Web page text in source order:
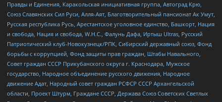
Правды и Единения, Каракольская инициативная группа, Автоград Крю,
Союз Славянских Сил Руси, Алля-Аят, Благотворительный пансионат Ак Умут,
Русская республика Русь, Арестантское уголовное единство, Башкорт, Нация
и свобода, Нация и свобода, W.H.С., Фалунь Дафа, Иртыш Ultras, Русский
Патриотический клуб-Новокузнецк/РПК, Сибирский державный союз, Фонд
борьбы с коррупцией, Фонд защиты прав граждан, Штабы Навального,
Совет граждан СССР Прикубанского округа г. Краснодара, Мужское
государство, Народное объединение русского движения, Народное
движение Адат, Народный совет граждан РСФСР СССР Архангельской
области, Проект Штурм, Граждане СССР, Держава Союз Советских Светлых